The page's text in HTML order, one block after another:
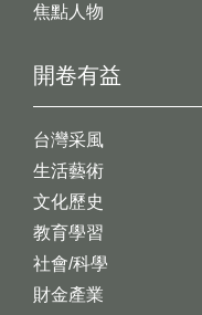
開卷有益
台灣采風
生活藝術
文化歷史
教育學習
社會/科學
財金產業
焦點人物